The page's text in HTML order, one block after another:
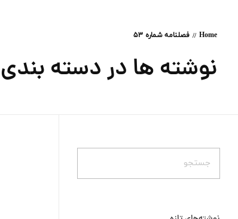
Home فصلنامه شماره 53
نوشته ها در دسته بندی: